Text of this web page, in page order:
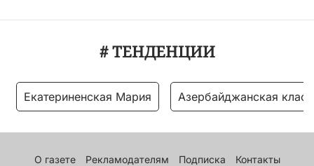
# ТЕНДЕНЦИИ
Екатериненская Мария Азербайджанская
О газете Рекламодателям Подписка Контакты